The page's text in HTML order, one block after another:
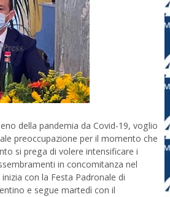
della pandemia da Covid-19, voglio
preoccupazione per il momento che
si prega di volere intensificare i
in concomitanza nel
con la Festa Padronale di
e segue martedì con il